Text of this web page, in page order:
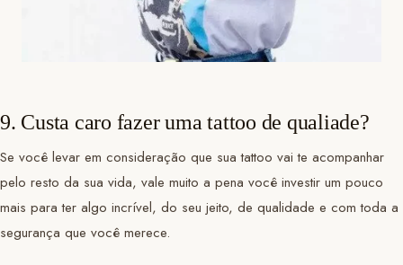
9. Custa caro fazer uma tattoo de qualiade?
Se você levar em consideração que sua tattoo vai te acompanhar
pelo resto da sua vida, vale muito a pena você investir um pouco
mais para ter algo incrível, do seu jeito, de qualidade e com toda a
segurança que você merece.